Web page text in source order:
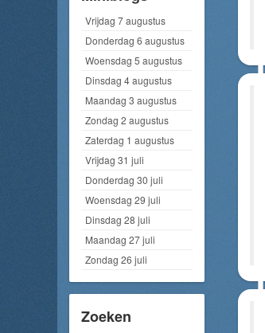
Vrijdag 7 augustus
Donderdag 6 augustus
Woensdag 5 augustus
Dinsdag 4 augustus
Maandag 3 augustus
Zondag 2 augustus
Zaterdag 1 augustus
Vrijdag 31 juli
Donderdag 30 juli
Woensdag 29 juli
Dinsdag 28 juli
Maandag 27 juli
Zondag 26 juli
Zoeken